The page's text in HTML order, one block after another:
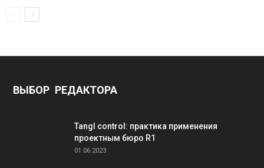
ВЫБОР РЕДАКТОРА
Tangl control: практика применения
проектным бюро R1
01.06.2023